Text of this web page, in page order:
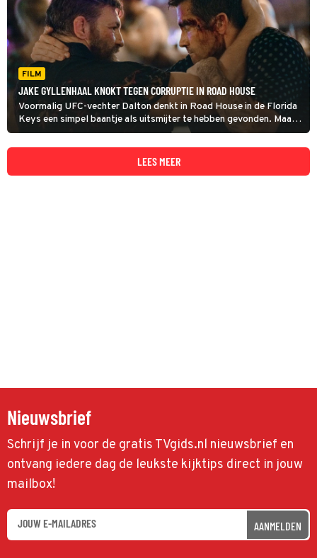
FILM
JAKE GYLLENHAAL KNOKT TEGEN CORRUPTIE IN ROAD HOUSE
Voormalig UFC-vechter Dalton denkt in Road House in de Florida
Keys een simpel baantje als uitsmijter te hebben gevonden. Maar
achter het zonovergoten stranddecor blijkt al snel een smerige
strijd om macht, geld en grond te schuilen.
LEES MEER
Nieuwsbrief
Schrijf je in voor de gratis TVgids.nl nieuwsbrief en
ontvang iedere dag de leukste kijktips direct in jouw
mailbox!
AANMELDEN